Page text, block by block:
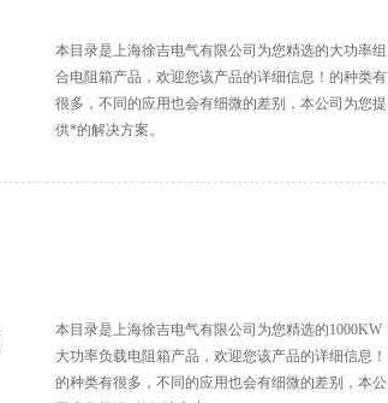
本目录是上海徐吉电气有限公司为您精选的大功率组
合电阻箱产品，欢迎您该产品的详细信息！的种类有
很多，不同的应用也会有细微的差别，本公司为您提
供*的解决方案。
本目录是上海徐吉电气有限公司为您精选的1000KW
大功率负载电阻箱产品，欢迎您该产品的详细信息！
的种类有很多，不同的应用也会有细微的差别，本公